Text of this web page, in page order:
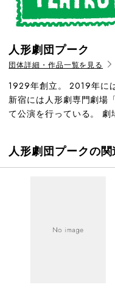
人形劇団プーク
団体詳細・作品一覧を見る
1929年創立。 2019年に
新宿には人形劇専門劇場
て公演を行っている。 劇
人形劇団プークの